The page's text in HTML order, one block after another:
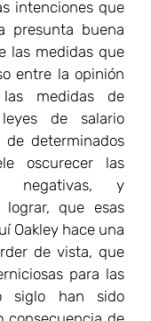
Oakley hace una
de vista, que
para las
siglo han sido
consecuencia de
el altruismo
es el rol
para alentar
produzcan
hay muchas
no termina
del gran bien
de